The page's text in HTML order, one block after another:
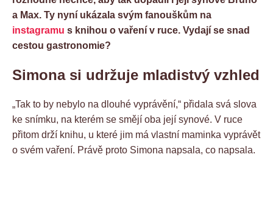
a Max. Ty nyní ukázala svým fanouškům na
instagramu s knihou o vaření v ruce. Vydají se snad
cestou gastronomie?
Simona si udržuje mladistvý vzhled
„Tak to by nebylo na dlouhé vyprávění,“ přidala svá slova
ke snímku, na kterém se smějí oba její synové. V ruce
přitom drží knihu, u které jim má vlastní maminka vyprávět
o svém vaření. Právě proto Simona napsala, co napsala.